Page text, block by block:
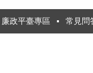
廉政平臺專區 常見問